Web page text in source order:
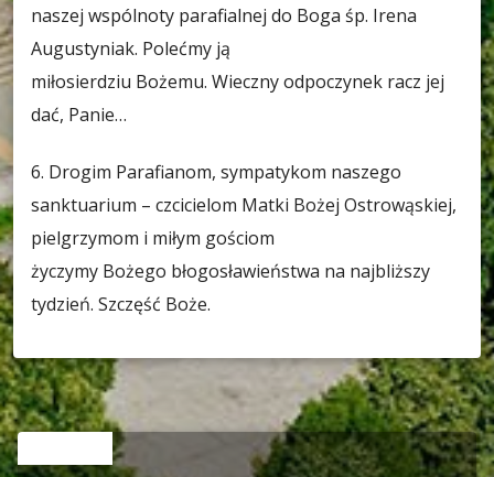
naszej wspólnoty parafialnej do Boga śp. Irena
Augustyniak. Polećmy ją
miłosierdziu Bożemu. Wieczny odpoczynek racz jej
dać, Panie…
6. Drogim Parafianom, sympatykom naszego
sanktuarium – czcicielom Matki Bożej Ostrowąskiej,
pielgrzymom i miłym gościom
życzymy Bożego błogosławieństwa na najbliższy
tydzień. Szczęść Boże.